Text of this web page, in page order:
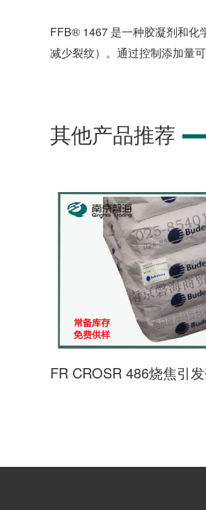
FFB® 1467 是一种胶凝剂和化
减少裂纹）。通过控制添加量
其他产品推荐
FR CROSR 486烧焦引